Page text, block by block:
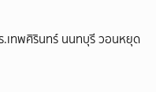
นนี้ทำเอาแฟนๆ ทั้งเอ็นดูทั้ง
เทพศิรินทร์ นนทบุรี วอนหยุด